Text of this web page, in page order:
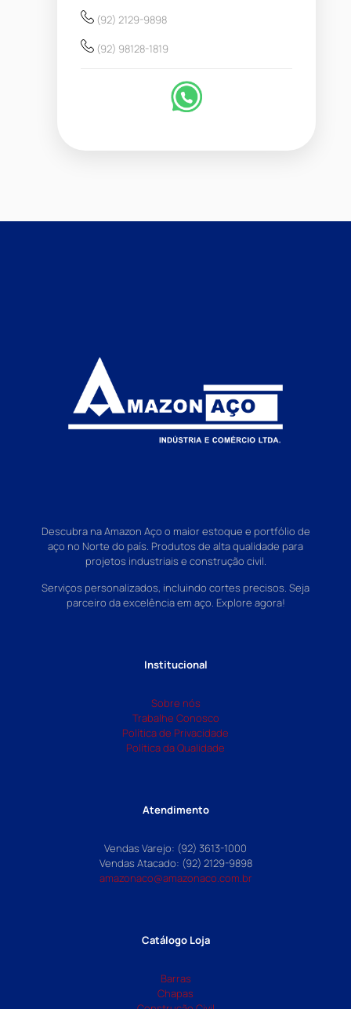
(92) 2129-9898
(92) 98128-1819
Descubra na Amazon Aço o maior estoque e portfólio de
aço no Norte do país. Produtos de alta qualidade para
projetos industriais e construção civil.
Serviços personalizados, incluindo cortes precisos. Seja
parceiro da excelência em aço. Explore agora!
Institucional
Sobre nós
Trabalhe Conosco
Política de Privacidade
Política da Qualidade
Atendimento
Vendas Varejo: (92) 3613-1000
Vendas Atacado: (92) 2129-9898
amazonaco@amazonaco.com.br
Catálogo Loja
Barras
Chapas